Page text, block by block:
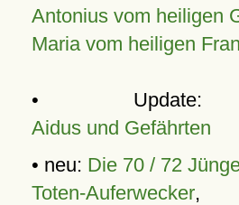
Antonius vom heiligen
Maria vom heiligen
•
Aidus und Gefährten
• neu: Die 70 / 72
Toten-Auferwecker,